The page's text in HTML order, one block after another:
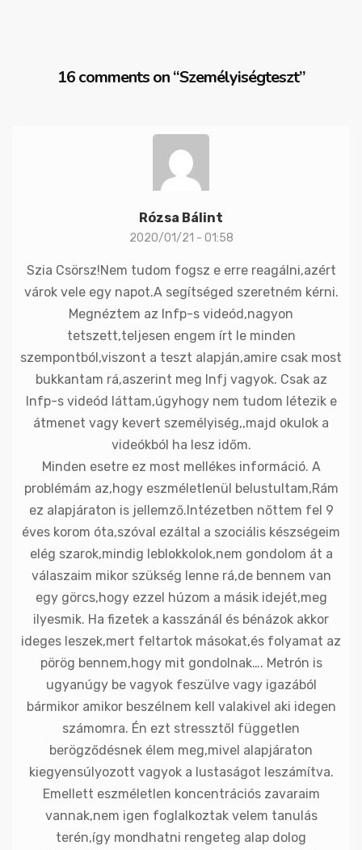
16 comments on “Személyiségteszt”
Rózsa Bálint
2020/01/21 - 01:58
Szia Csörsz!Nem tudom fogsz e erre reagálni,azért
várok vele egy napot.A segítséged szeretném kérni.
Megnéztem az Infp-s videód,nagyon
tetszett,teljesen engem írt le minden
szempontból,viszont a teszt alapján,amire csak most
bukkantam rá,aszerint meg Infj vagyok. Csak az
Infp-s videód láttam,úgyhogy nem tudom létezik e
átmenet vagy kevert személyiség,,majd okulok a
videókból ha lesz időm.
Minden esetre ez most mellékes információ. A
problémám az,hogy eszméletlenül belustultam,Rám
ez alapjáraton is jellemző.Intézetben nőttem fel 9
éves korom óta,szóval ezáltal a szociális készségeim
elég szarok,mindig leblokkolok,nem gondolom át a
válaszaim mikor szükség lenne rá,de bennem van
egy görcs,hogy ezzel húzom a másik idejét,meg
ilyesmik. Ha fizetek a kasszánál és bénázok akkor
ideges leszek,mert feltartok másokat,és folyamat az
pörög bennem,hogy mit gondolnak…. Metrón is
ugyanúgy be vagyok feszülve vagy igazából
bármikor amikor beszélnem kell valakivel aki idegen
számomra. Én ezt stressztől független
berögződésnek élem meg,mivel alapjáraton
kiegyensúlyozott vagyok a lustaságot leszámítva.
Emellett eszméletlen koncentrációs zavaraim
vannak,nem igen foglalkoztak velem tanulás
terén,így mondhatni rengeteg alap dolog